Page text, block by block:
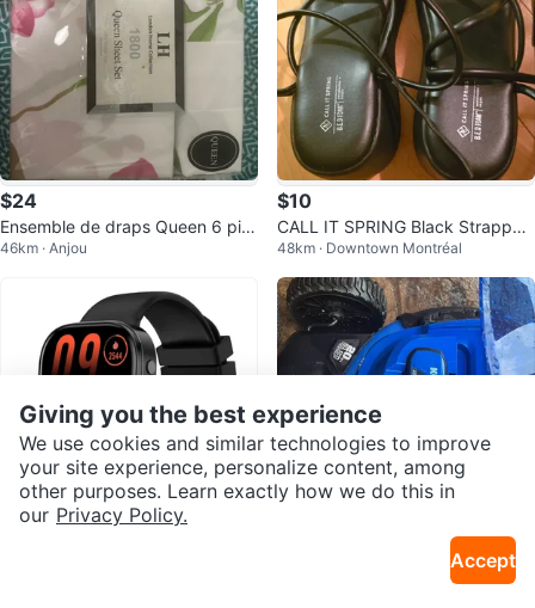
$24
Ensemble de draps Queen 6 piè
ces 1800, London Home Collecti
46km · Anjou
$10
CALL IT SPRING Black Strappy
Platform Sandals EUR 40
48km · Downtown Montréal
Tondeuse à batterie Kobalt neuf
Giving you the best experience
We use cookies and similar technologies to improve
your site experience, personalize content, among
other purposes. Learn exactly how we do this in
our Privacy Policy.
Accept